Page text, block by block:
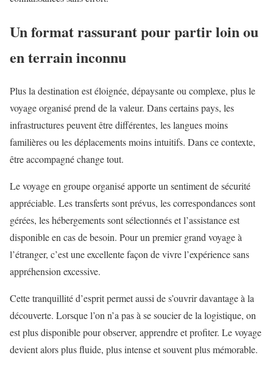
Un format rassurant pour partir loin ou
en terrain inconnu
Plus la destination est éloignée, dépaysante ou complexe, plus le
voyage organisé prend de la valeur. Dans certains pays, les
infrastructures peuvent être différentes, les langues moins
familières ou les déplacements moins intuitifs. Dans ce contexte,
être accompagné change tout.
Le voyage en groupe organisé apporte un sentiment de sécurité
appréciable. Les transferts sont prévus, les correspondances sont
gérées, les hébergements sont sélectionnés et l’assistance est
disponible en cas de besoin. Pour un premier grand voyage à
l’étranger, c’est une excellente façon de vivre l’expérience sans
appréhension excessive.
Cette tranquillité d’esprit permet aussi de s’ouvrir davantage à la
découverte. Lorsque l’on n’a pas à se soucier de la logistique, on
est plus disponible pour observer, apprendre et profiter. Le voyage
devient alors plus fluide, plus intense et souvent plus mémorable.